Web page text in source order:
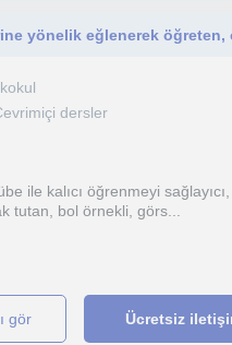
dersler
ile kalıcı öğrenmeyi sağlayıcı,
tutan, bol örnekli, görs...
gör Ücretsiz